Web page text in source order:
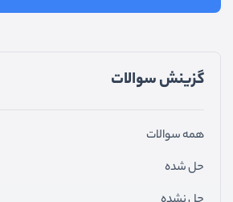
گزینش سوالات
همه سوالات
حل شده